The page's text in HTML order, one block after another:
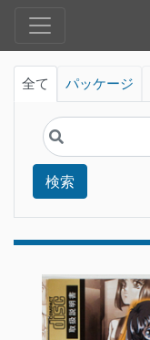
全て パッケージ
検索